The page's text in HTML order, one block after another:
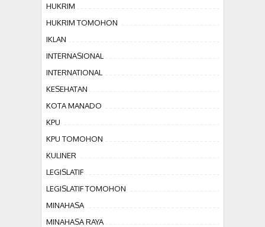
HUKRIM
HUKRIM TOMOHON
IKLAN
INTERNASIONAL
INTERNATIONAL
KESEHATAN
KOTA MANADO
KPU
KPU TOMOHON
KULINER
LEGISLATIF
LEGISLATIF TOMOHON
MINAHASA
MINAHASA RAYA